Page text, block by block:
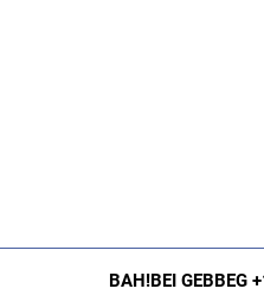
BAH!BEI GEBBEG